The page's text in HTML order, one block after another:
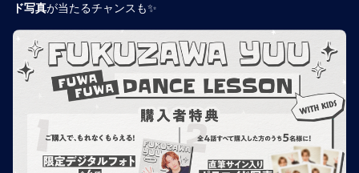
ド写真が当たるチャンスも✨